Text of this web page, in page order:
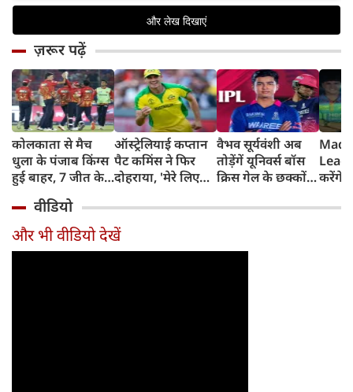
ज़रूर पढ़ें
कोलकाता से मैच
धुला के पंजाब किंग्स
हुई बाहर, 7 जीत के
ऑस्ट्रेलियाई कप्तान
पैट कमिंस ने फिर
दोहराया, 'मेरे लिए
वैभव सूर्यवंशी अब
तोड़ेंगें यूनिवर्स बॉस
क्रिस गेल के छक्कों
करेंगे
टीम में
वीडियो
और भी वीडियो देखें